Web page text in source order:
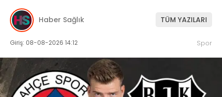
Haber Sağlık TÜM YAZILARI
Giriş: 08-08-2026 14:12 Spor